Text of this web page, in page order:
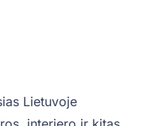
Lietuvoje